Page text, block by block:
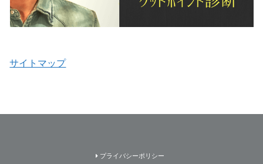
サイトマップ
プライバシーポリシー